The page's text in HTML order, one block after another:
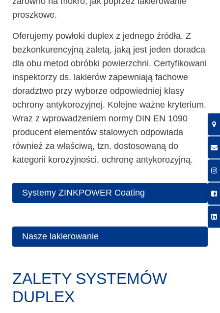
proszkowe.
Oferujemy powłoki duplex z jednego źródła. Z
bezkonkurencyjną zaletą, jaką jest jeden doradca
dla obu metod obróbki powierzchni. Certyfikowani
inspektorzy ds. lakierów zapewniają fachowe
doradztwo przy wyborze odpowiedniej klasy
ochrony antykorozyjnej. Kolejne ważne kryterium.
Wraz z wprowadzeniem normy DIN EN 1090
producent elementów stalowych odpowiada
również za właściwą, tzn. dostosowaną do
kategorii korozyjności, ochronę antykorozyjną.
Systemy ZINKPOWER Coating
Nasze lakierowanie
ZALETY SYSTEMÓW
DUPLEX